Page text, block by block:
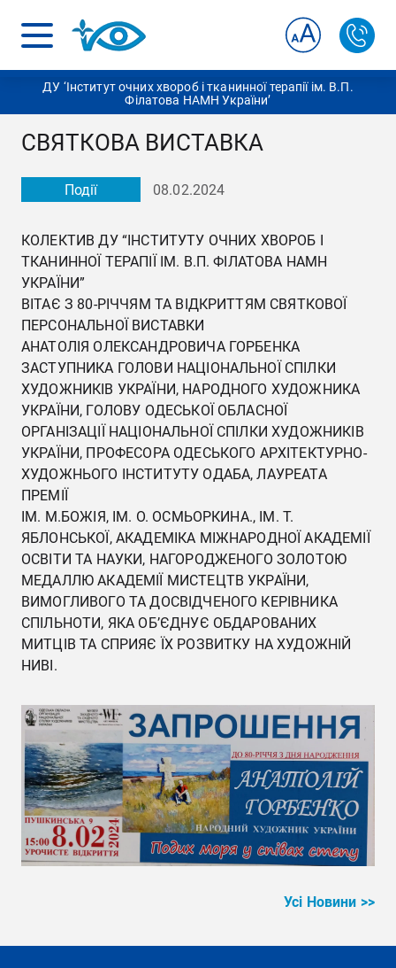
ДУ ‘Інститут очних хвороб і тканинної терапії ім. В.П.
Філатова НАМН України’
СВЯТКОВА ВИСТАВКА
Події 08.02.2024
КОЛЕКТИВ ДУ “ІНСТИТУТУ ОЧНИХ ХВОРОБ І
ТКАНИННОЇ ТЕРАПІЇ ІМ. В.П. ФІЛАТОВА НАМН
УКРАЇНИ”
ВІТАЄ З 80-РІЧЧЯМ ТА ВІДКРИТТЯМ СВЯТКОВОЇ
ПЕРСОНАЛЬНОЇ ВИСТАВКИ
АНАТОЛІЯ ОЛЕКСАНДРОВИЧА ГОРБЕНКА
ЗАСТУПНИКА ГОЛОВИ НАЦІОНАЛЬНОЇ СПІЛКИ
ХУДОЖНИКІВ УКРАЇНИ, НАРОДНОГО ХУДОЖНИКА
УКРАЇНИ, ГОЛОВУ ОДЕСЬКОЇ ОБЛАСНОЇ
ОРГАНІЗАЦІЇ НАЦІОНАЛЬНОЇ СПІЛКИ ХУДОЖНИКІВ
УКРАЇНИ, ПРОФЕСОРА ОДЕСЬКОГО АРХІТЕКТУРНО-
ХУДОЖНЬОГО ІНСТИТУТУ ОДАБА, ЛАУРЕАТА
ПРЕМІЇ
ІМ. М.БОЖІЯ, ІМ. О. ОСМЬОРКИНА., ІМ. Т.
ЯБЛОНСЬКОЇ, АКАДЕМІКА МІЖНАРОДНОЇ АКАДЕМІЇ
ОСВІТИ ТА НАУКИ, НАГОРОДЖЕНОГО ЗОЛОТОЮ
МЕДАЛЛЮ АКАДЕМІЇ МИСТЕЦТВ УКРАЇНИ,
ВИМОГЛИВОГО ТА ДОСВІДЧЕНОГО КЕРІВНИКА
СПІЛЬНОТИ, ЯКА ОБ’ЄДНУЄ ОБДАРОВАНИХ
МИТЦІВ ТА СПРИЯЄ ЇХ РОЗВИТКУ НА ХУДОЖНІЙ
НИВІ.
Усі Новини >>